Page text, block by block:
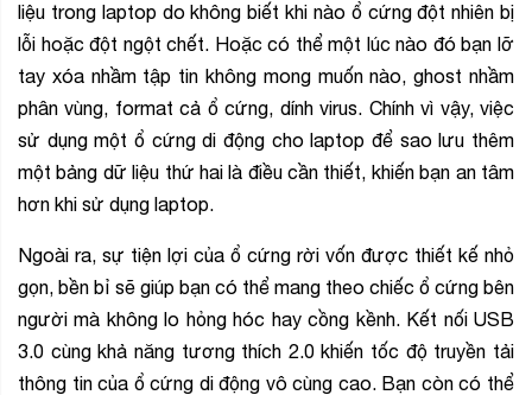
liệu trong laptop do không biết khi nào ổ cứng đột nhiên bị
lỗi hoặc đột ngột chết. Hoặc có thể một lúc nào đó bạn lỡ
tay xóa nhầm tập tin không mong muốn nào, ghost nhầm
phân vùng, format cả ổ cứng, dính virus. Chính vì vậy, việc
sử dụng một ổ cứng di động cho laptop để sao lưu thêm
một bảng dữ liệu thứ hai là điều cần thiết, khiến bạn an tâm
hơn khi sử dụng laptop.
Ngoài ra, sự tiện lợi của ổ cứng rời vốn được thiết kế nhỏ
gọn, bền bỉ sẽ giúp bạn có thể mang theo chiếc ổ cứng bên
người mà không lo hỏng hóc hay cồng kềnh. Kết nối USB
3.0 cùng khả năng tương thích 2.0 khiến tốc độ truyền tải
thông tin của ổ cứng di động vô cùng cao. Bạn còn có thể